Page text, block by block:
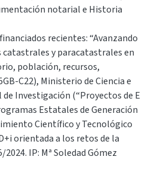
notarial e Historia
recientes: “Avanzando
y paracatastrales en
población, recursos,
C22), Ministerio de Ciencia e
Investigación (“Proyectos de E
Estatales de Generación
Científico y Tecnológico
orientada a los retos de la
IP: Mª Soledad Gómez